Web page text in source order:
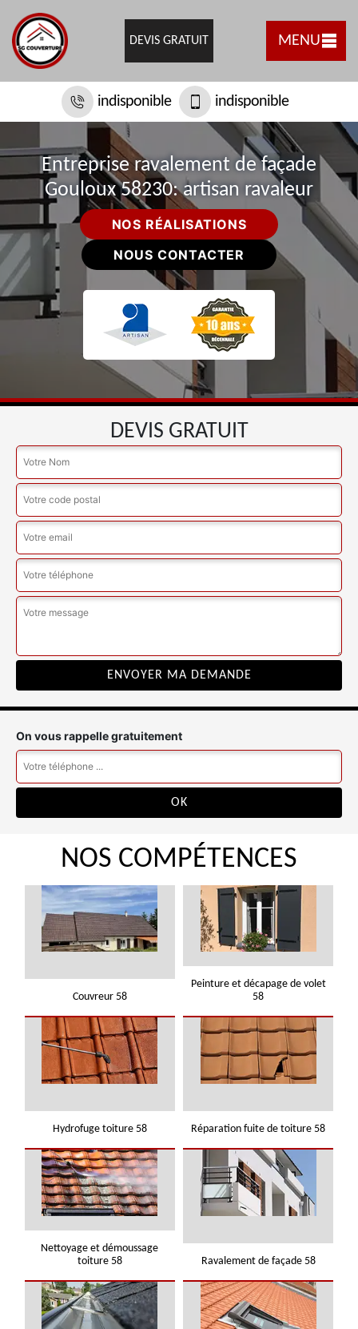
DEVIS GRATUIT MENU
indisponible indisponible
Entreprise ravalement de façade
Gouloux 58230: artisan ravaleur
NOS RÉALISATIONS
NOUS CONTACTER
DEVIS GRATUIT
On vous rappelle gratuitement
NOS COMPÉTENCES
Couvreur 58
Peinture et décapage de volet
58
Hydrofuge toiture 58 Réparation fuite de toiture 58
Nettoyage et démoussage
toiture 58
Ravalement de façade 58